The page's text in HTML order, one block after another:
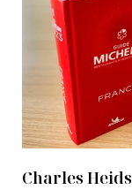
Charles